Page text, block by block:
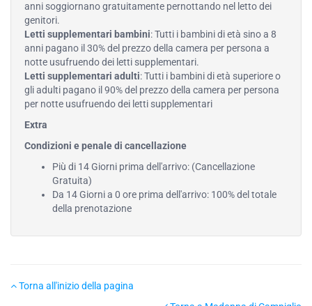
anni soggiornano gratuitamente pernottando nel letto dei
genitori.
Letti supplementari bambini: Tutti i bambini di età sino a 8
anni pagano il 30% del prezzo della camera per persona a
notte usufruendo dei letti supplementari.
Letti supplementari adulti: Tutti i bambini di età superiore o
gli adulti pagano il 90% del prezzo della camera per persona
per notte usufruendo dei letti supplementari
Extra
Condizioni e penale di cancellazione
Più di 14 Giorni prima dell'arrivo: (Cancellazione
Gratuita)
Da 14 Giorni a 0 ore prima dell'arrivo: 100% del totale
della prenotazione
Torna all'inizio della pagina